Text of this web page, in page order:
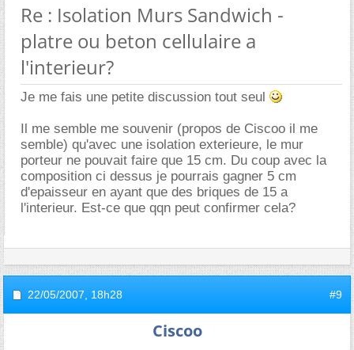
Re : Isolation Murs Sandwich -
platre ou beton cellulaire a
l'interieur?
Je me fais une petite discussion tout seul
Il me semble me souvenir (propos de Ciscoo il me
semble) qu'avec une isolation exterieure, le mur
porteur ne pouvait faire que 15 cm. Du coup avec la
composition ci dessus je pourrais gagner 5 cm
d'epaisseur en ayant que des briques de 15 a
l'interieur. Est-ce que qqn peut confirmer cela?
22/05/2007, 18h28 #9
Ciscoo